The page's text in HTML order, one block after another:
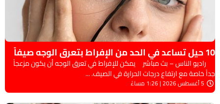
10 حيل تساعد في الحد من الإفراط بتعرق الوجه صيفاً
راديو الناس – بث مباشر يمكن للإفراط في تعرق الوجه أن يكون مزعجاً
جداً خاصة مع ارتفاع درجات الحرارة في الصيف. ...
5 أغسطس 2026 | 1:26 مساءً